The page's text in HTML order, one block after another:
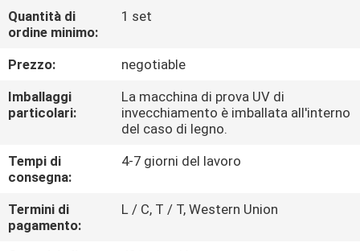
CONTROLLO
DI
QUALITÀ
CONTATTICI
NOTIZIE
Quantità di
ordine minimo:
1 set
Prezzo:
negotiable
Imballaggi
particolari:
La macchina di prova UV di
invecchiamento è imballata all'interno
del caso di legno.
Tempi di
consegna:
4-7 giorni del lavoro
Termini di
pagamento:
L / C, T / T, Western Union